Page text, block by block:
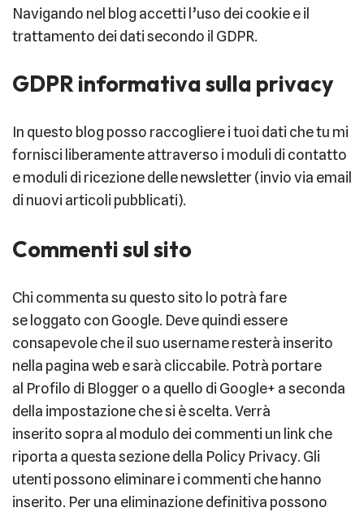
Navigando nel blog accetti l’uso dei cookie e il
trattamento dei dati secondo il GDPR.
GDPR informativa sulla privacy
In questo blog posso raccogliere i tuoi dati che tu mi
fornisci liberamente attraverso i moduli di contatto
e moduli di ricezione delle newsletter (invio via email
di nuovi articoli pubblicati).
Commenti sul sito
Chi commenta su questo sito lo potrà fare
se loggato con Google. Deve quindi essere
consapevole che il suo username resterà inserito
nella pagina web e sarà cliccabile. Potrà portare
al Profilo di Blogger o a quello di Google+ a seconda
della impostazione che si è scelta. Verrà
inserito sopra al modulo dei commenti un link che
riporta a questa sezione della Policy Privacy. Gli
utenti possono eliminare i commenti che hanno
inserito. Per una eliminazione definitiva possono